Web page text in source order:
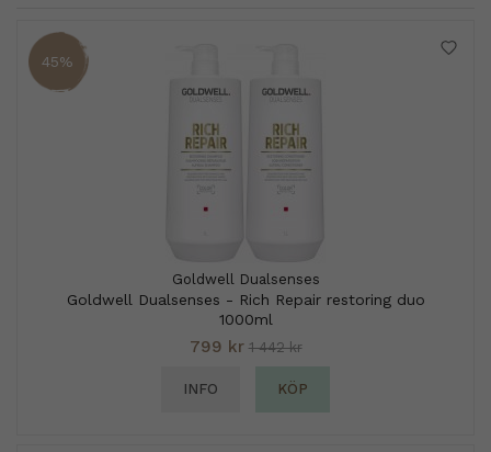
45%
Goldwell Dualsenses
Goldwell Dualsenses - Rich Repair restoring duo
1000ml
799 kr 1 442 kr
INFO KÖP